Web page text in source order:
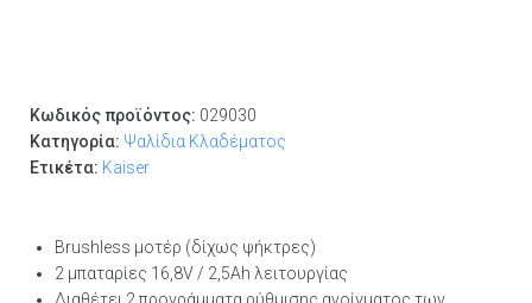
Κωδικός προϊόντος: 029030
Κατηγορία: Ψαλίδια Κλαδέματος
Ετικέτα: Kaiser
Brushless μοτέρ (δίχως ψήκτρες)
2 μπαταρίες 16,8V / 2,5Ah λειτουργίας